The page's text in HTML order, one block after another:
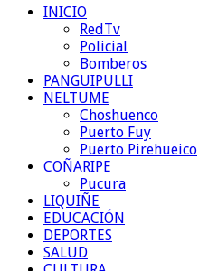
INICIO
RedTv
Policial
Bomberos
PANGUIPULLI
NELTUME
Choshuenco
Puerto Fuy
Puerto Pirehueico
COÑARIPE
Pucura
LIQUIÑE
EDUCACIÓN
DEPORTES
SALUD